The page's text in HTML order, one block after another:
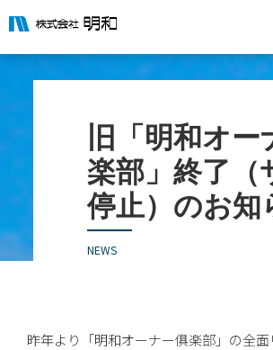
旧「明和オー
楽部」終了（
停止）のお知
NEWS
昨年より「明和オーナー俱楽部」の全